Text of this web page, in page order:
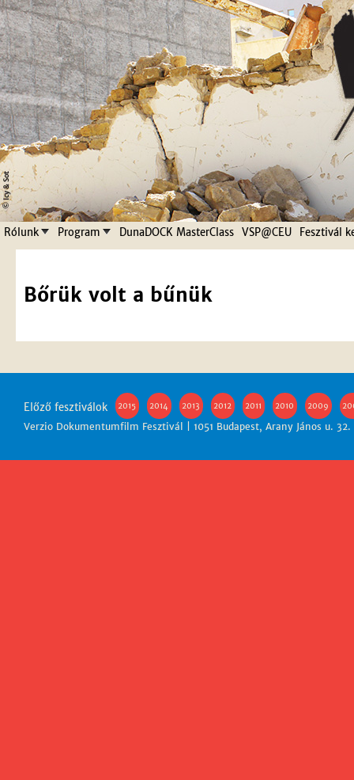
Jump to navigation
Bőrük volt a bűnük
Rólunk Program DunaDOCK MasterClass VSP@CEU Fesztivál
Előző fesztiválok 2015 2014 2013 2012 2011 2010 2009
Verzio Dokumentumfilm Fesztivál | 1051 Budapest, Arany János u.